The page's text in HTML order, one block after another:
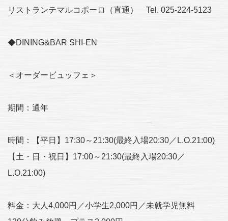
リストランテマルコポーロ（直通） Tel. 025-224-5123
◆DINING&BAR SHI-EN
＜オーダービュッフェ＞
期間：通年
時間：【平日】17:30～21:30(最終入場20:30／L.O.21:00)
【土・日・祝日】17:00～21:30(最終入場20:30／
L.O.21:00)
料金：大人4,000円／小学生2,000円／未就学児無料